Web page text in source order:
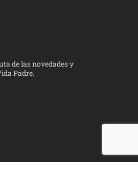
de las novedades y
Padre.